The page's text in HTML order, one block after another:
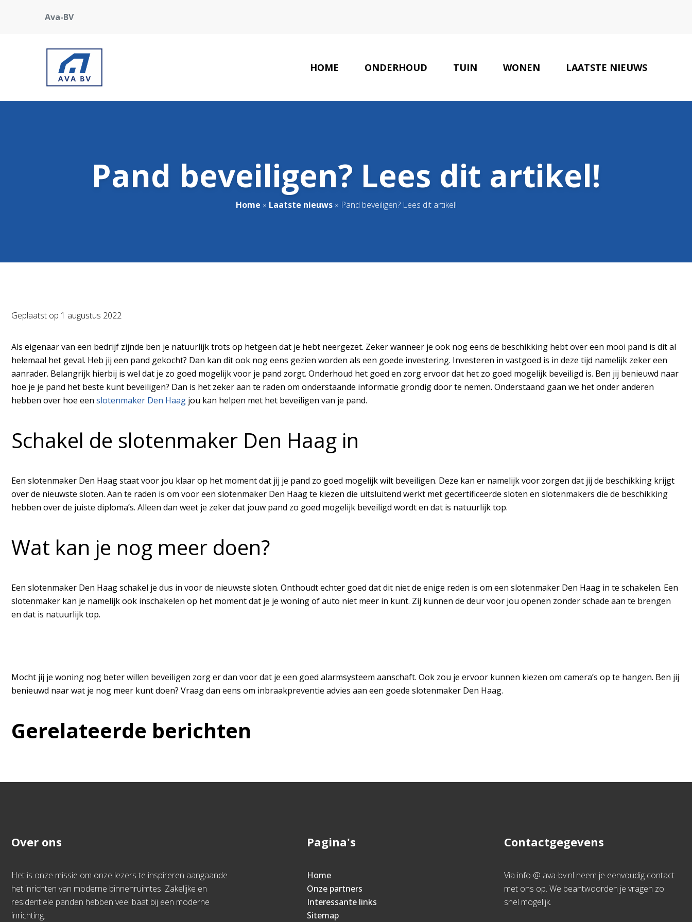
Ava-BV
HOME ONDERHOUD TUIN WONEN LAATSTE NIEUWS
Pand beveiligen? Lees dit artikel!
Home » Laatste nieuws» Pand beveiligen? Lees dit artikel!
Geplaatst op 1 augustus 2022
Als eigenaar van een bedrijf zijnde ben je natuurlijk trots op hetgeen dat je hebt neergezet. Zeker wanneer je ook nog eens de beschikking hebt over een mooi pand is dit al
helemaal het geval. Heb jij een pand gekocht? Dan kan dit ook nog eens gezien worden als een goede investering. Investeren in vastgoed is in deze tijd namelijk zeker een
aanrader. Belangrijk hierbij is wel dat je zo goed mogelijk voor je pand zorgt. Onderhoud het goed en zorg ervoor dat het zo goed mogelijk beveiligd is. Ben jij benieuwd naar
hoe je je pand het beste kunt beveiligen? Dan is het zeker aan te raden om onderstaande informatie grondig door te nemen. Onderstaand gaan we het onder anderen
hebben over hoe een slotenmaker Den Haag jou kan helpen met het beveiligen van je pand.
Schakel de slotenmaker Den Haag in
Een slotenmaker Den Haag staat voor jou klaar op het moment dat jij je pand zo goed mogelijk wilt beveiligen. Deze kan er namelijk voor zorgen dat jij de beschikking krijgt
over de nieuwste sloten. Aan te raden is om voor een slotenmaker Den Haag te kiezen die uitsluitend werkt met gecertificeerde sloten en slotenmakers die de beschikking
hebben over de juiste diploma’s. Alleen dan weet je zeker dat jouw pand zo goed mogelijk beveiligd wordt en dat is natuurlijk top.
Wat kan je nog meer doen?
Een slotenmaker Den Haag schakel je dus in voor de nieuwste sloten. Onthoudt echter goed dat dit niet de enige reden is om een slotenmaker Den Haag in te schakelen. Een
slotenmaker kan je namelijk ook inschakelen op het moment dat je je woning of auto niet meer in kunt. Zij kunnen de deur voor jou openen zonder schade aan te brengen
en dat is natuurlijk top.
Mocht jij je woning nog beter willen beveiligen zorg er dan voor dat je een goed alarmsysteem aanschaft. Ook zou je ervoor kunnen kiezen om camera’s op te hangen. Ben jij
benieuwd naar wat je nog meer kunt doen? Vraag dan eens om inbraakpreventie advies aan een goede slotenmaker Den Haag.
Gerelateerde berichten
Over ons
Het is onze missie om onze lezers te inspireren aangaande
het inrichten van moderne binnenruimtes. Zakelijke en
residentiële panden hebben veel baat bij een moderne
inrichting.
Pagina's
Home
Onze partners
Interessante links
Sitemap
Contactgegevens
Via info @ ava-bv.nl neem je eenvoudig contact
met ons op. We beantwoorden je vragen zo
snel mogelijk.